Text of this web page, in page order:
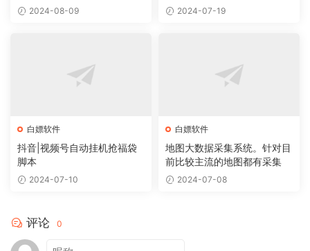
2024-08-09 2024-07-19
白嫖软件
抖音|视频号自动挂机抢福袋
脚本
2024-07-10
白嫖软件
地图大数据采集系统。针对目
前比较主流的地图都有采集
2024-07-08
评论 0